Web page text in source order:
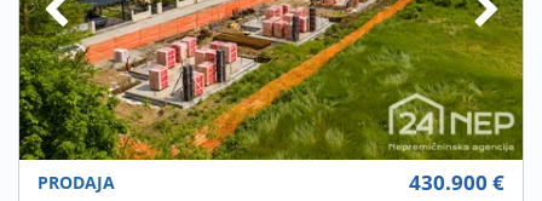
PRODAJA 430.900 €